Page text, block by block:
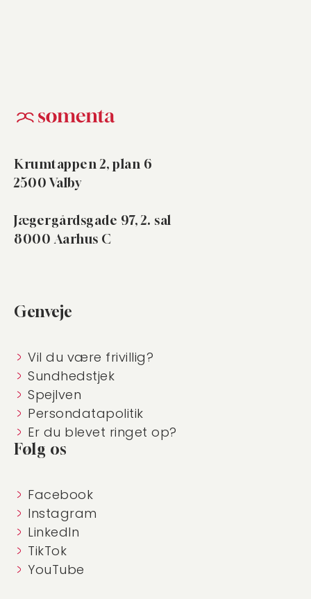
Krumtappen 2, plan 6
2500 Valby
Jægergårdsgade 97, 2. sal
8000 Aarhus C
Genveje
Vil du være frivillig?
Sundhedstjek
Spejlven
Persondatapolitik
Er du blevet ringet op?
Følg os
Facebook
Instagram
LinkedIn
TikTok
YouTube